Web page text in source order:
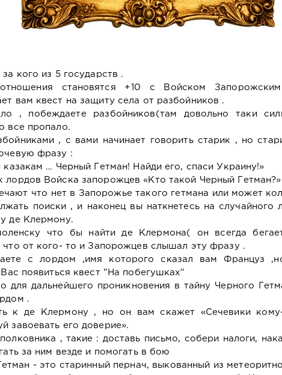
кого из 5 государств .
становятся +10 с Войском
вам квест на защиту села от разбойников .
, побеждаете разбойников(там довольно таки
все пропало.
, с вами начинает говорить старик , но
фразу :
… Черный Гетман! Найди его, спаси Украину!»
лордов Войска запорожцев «Кто такой Черный Гетман?»
что нет в Запорожье такого гетмана или может
поиски , и наконец вы наткнетесь на
де Клермону.
что бы найти де Клермона( он всегда
что от кого- то и Запорожцев слышал эту фразу .
с лордом ,имя которого сказал вам Француз
появиться квест "На побегушках"
для дальнейшего проникновения в тайну Черного
.
к де Клермону , но он вам скажет «Сечевики
завоевать его доверие».
, такие : доставь письмо, собери налоги,
за ним везде и помогать в бою
- это старинный пернач, выкованный из